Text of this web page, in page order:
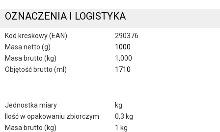
OZNACZENIA I LOGISTYKA
Kod kreskowy (EAN)
290376
Masa netto (g)
1000
Masa brutto (kg)
1,000
Objętość brutto (ml)
1710
Jednostka miary
kg
Ilość w opakowaniu zbiorczym
0,3 kg
Masa brutto (kg)
1 kg